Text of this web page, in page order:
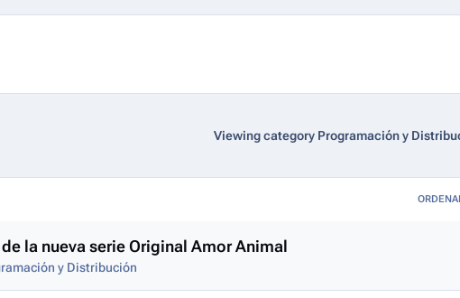
Viewing category Programación y
la nueva serie Original Amor Animal
y Distribución